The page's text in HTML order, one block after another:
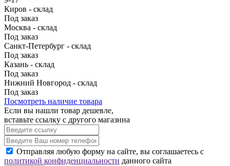
Киров - склад
Под заказ
Москва - склад
Под заказ
Санкт-Петербург - склад
Под заказ
Казань - склад
Под заказ
Нижний Новгород - склад
Под заказ
Посмотреть наличие товара
Если вы нашли товар дешевле,
вставьте ссылку с другого магазина
Отправляя любую форму на сайте, вы соглашаетесь с
политикой конфиденциальности данного сайта